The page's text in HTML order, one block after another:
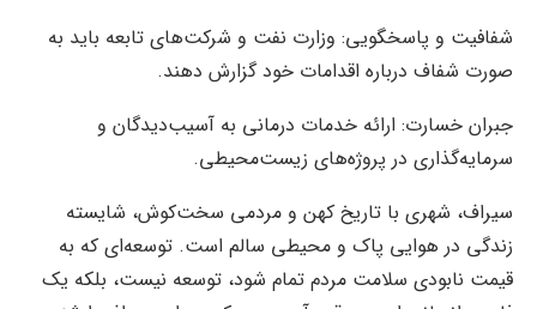
شفافیت و پاسخگویی: وزارت نفت و شرکت‌های تابعه باید به
صورت شفاف درباره اقدامات خود گزارش دهند.
جبران خسارت: ارائه خدمات درمانی به آسیب‌دیدگان و
سرمایه‌گذاری در پروژه‌های زیست‌محیطی.
سیراف، شهری با تاریخ کهن و مردمی سخت‌کوش، شایسته
زندگی در هوایی پاک و محیطی سالم است. توسعه‌ای که به
قیمت نابودی سلامت مردم تمام شود، توسعه نیست، بلکه یک